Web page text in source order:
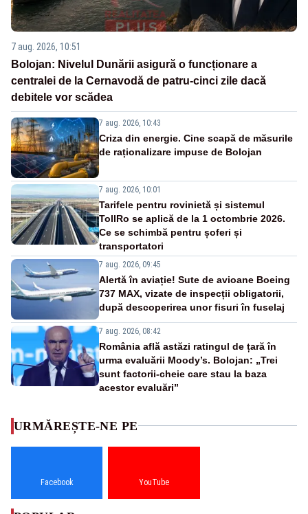
7 aug. 2026, 10:51
Bolojan: Nivelul Dunării asigură o funcționare a
centralei de la Cernavodă de patru-cinci zile dacă
debitele vor scădea
7 aug. 2026, 10:43
Criza din energie. Cine scapă de măsurile
de raționalizare impuse de Bolojan
7 aug. 2026, 10:01
Tarifele pentru rovinietă și sistemul
TollRo se aplică de la 1 octombrie 2026.
Ce se schimbă pentru șoferi și
transportatori
7 aug. 2026, 09:45
Alertă în aviație! Sute de avioane Boeing
737 MAX, vizate de inspecții obligatorii,
după descoperirea unor fisuri în fuselaj
7 aug. 2026, 08:42
România află astăzi ratingul de țară în
urma evaluării Moody’s. Bolojan: „Trei
sunt factorii-cheie care stau la baza
acestor evaluări”
URMĂREȘTE-NE PE
Facebook YouTube